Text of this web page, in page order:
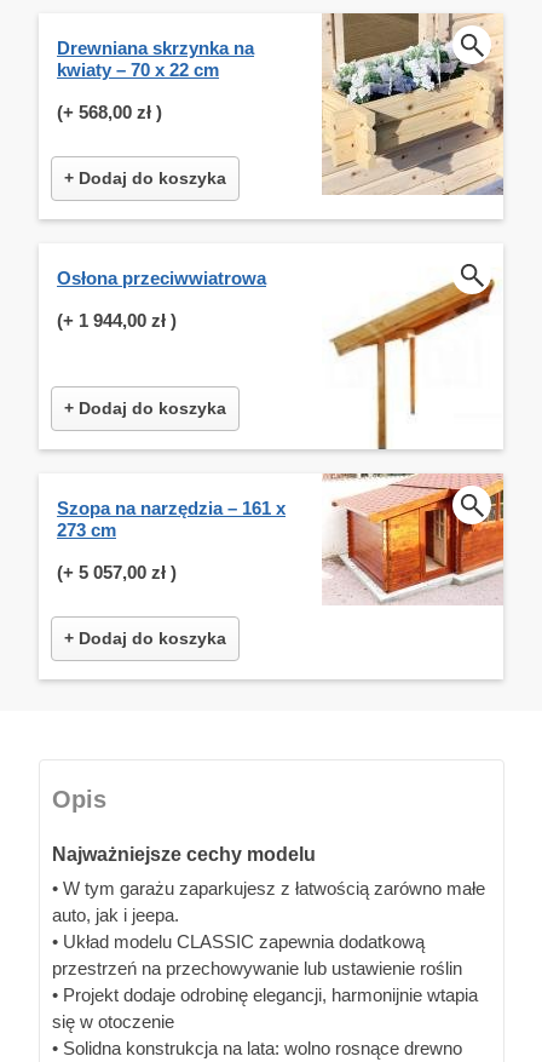
Drewniana skrzynka na
kwiaty – 70 x 22 cm
(+ 568,00 zł )
+ Dodaj do koszyka
Osłona przeciwwiatrowa
(+ 1 944,00 zł )
+ Dodaj do koszyka
Szopa na narzędzia – 161 x
273 cm
(+ 5 057,00 zł )
+ Dodaj do koszyka
Opis
Najważniejsze cechy modelu
• W tym garażu zaparkujesz z łatwością zarówno małe
auto, jak i jeepa.
• Układ modelu CLASSIC zapewnia dodatkową
przestrzeń na przechowywanie lub ustawienie roślin
• Projekt dodaje odrobinę elegancji, harmonijnie wtapia
się w otoczenie
• Solidna konstrukcja na lata: wolno rosnące drewno